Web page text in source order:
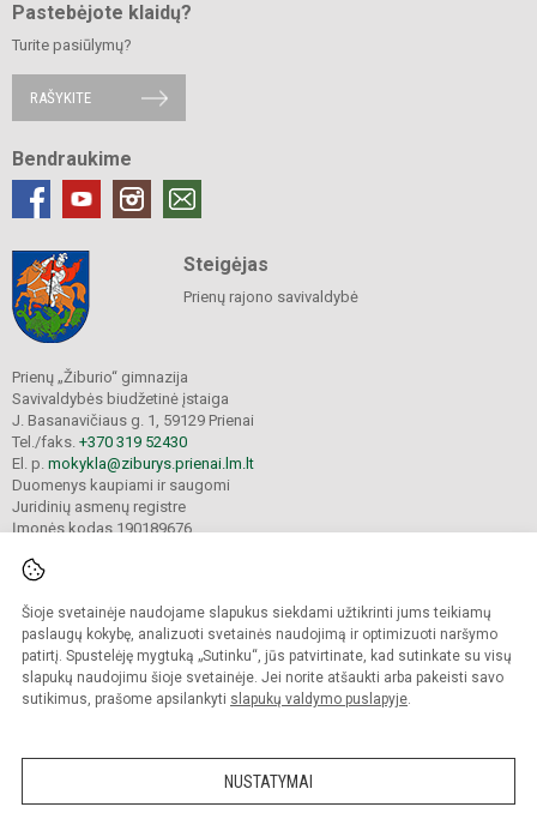
Šioje svetainėje naudojame slapukus siekdami užtikrinti jums teikiamų
paslaugų kokybę, analizuoti svetainės naudojimą ir optimizuoti naršymo
patirtį. Spustelėję mygtuką „Sutinku“, jūs patvirtinate, kad sutinkate su visų
slapukų naudojimu šioje svetainėje. Jei norite atšaukti arba pakeisti savo
sutikimus, prašome apsilankyti slapukų valdymo puslapyje.
NUSTATYMAI
Pastebėjote klaidų?
Turite pasiūlymų?
RAŠYKITE
Bendraukime
Steigėjas
Prienų rajono savivaldybė
Prienų „Žiburio“ gimnazija
Savivaldybės biudžetinė įstaiga
J. Basanavičiaus g. 1, 59129 Prienai
Tel./faks. +370 319 52430
El. p. mokykla@ziburys.prienai.lm.lt
Duomenys kaupiami ir saugomi
Juridinių asmenų registre
Įmonės kodas 190189676
© 2023 Prienų "Žiburio" gimnazija. Visos teisės saugomos.
Kopijuoti turinį be raštiško gimnazijos sutikimo griežtai draudžiama.
Versija neįgaliesiems Slapukų politika
Sumanus būdas atnaujinti